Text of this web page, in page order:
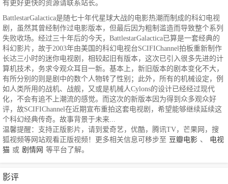
有更好更快的资源请联系站长。
BattlestarGalactica是随七十年代星球大战的电影热潮而制成的科幻电视
剧，虽然其曾经制作过电影版本，但最后因为粗制滥造而导致整个系列
失败收场。经过三十年后的今天，BattlestarGalactica已算是一套经典的
科幻影片，故于2003年由美国的科幻电视台SCIFIChannel拍板重新制作
长达三小时的迷你电视剧，相较起旧有版本，这次已引入很多先进的计
算机技术，务求令观众耳目一新。基本上，新旧版本的剧本变化不大，
有所分别的则是剧中的数个人物转了性别；此外，所有的机械设定，例
如人类所用的战机、战舰，又或是机械人Cylons的设计已经经过现代
化，不会有追不上潮流的感觉。而这次的新版本因为得到众多观众好
评，故SCIFIChannel在近期宣布重拍这套电视剧，希望能够继续延续这
个科幻经典传奇。故事背景于未来...
温馨提醒：支持正版影片，请到爱奇艺，优酷，腾讯TV，芒果网，搜
狐视频等网站观看正版视频！更多相关信息可移步至 豆瓣电影 、
电视
猫 或 剧情网 等平台了解。
影评